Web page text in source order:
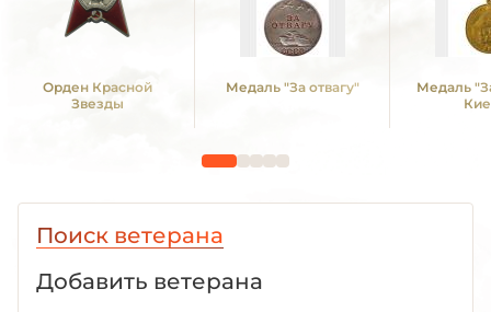
Орден Красной
Звезды
Медаль "За отвагу"
Медаль
Поиск ветерана
Добавить ветерана